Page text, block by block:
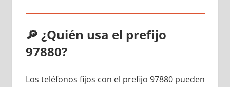
🔎 ¿Quién usa el prefijo
97880?
Los teléfonos fijos сοn el prefijo 97880 pueden